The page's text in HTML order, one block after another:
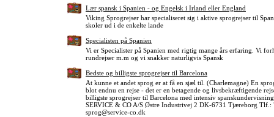
Lær spansk i Spanien - og Engelsk i Irland eller England
Viking Sprogrejser har specialiseret sig i aktive sprogrejser til
skoler ud i de enkelte lande
Specialisten på Spanien
Vi er Specialister på Spanien med rigtig mange års erfaring. Vi
rundrejser m.m og vi snakker naturligvis Spansk
Bedste og billigste sprogrejser til Barcelona
At kunne et andet sprog er at få en sjæl til. (Charlemagne) En
blot endnu en rejse - det er en betagende og livsbekræftigende
billigste sprogrejser til Barcelona med intensiv
SERVICE & CO A/S Østre Industrivej 2 DK-6731 Tjæreborg
sprog@service-co.dk